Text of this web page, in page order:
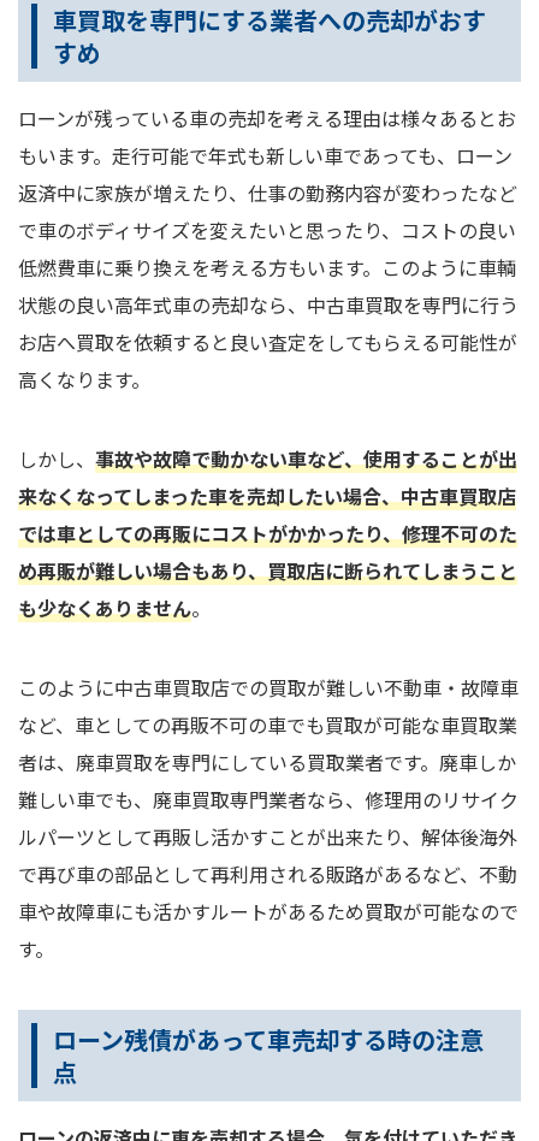
車買取を専門にする業者への売却がおす
すめ
ローンが残っている車の売却を考える理由は様々あるとお
もいます。走行可能で年式も新しい車であっても、ローン
返済中に家族が増えたり、仕事の勤務内容が変わったなど
で車のボディサイズを変えたいと思ったり、コストの良い
低燃費車に乗り換えを考える方もいます。このように車輌
状態の良い高年式車の売却なら、中古車買取を専門に行う
お店へ買取を依頼すると良い査定をしてもらえる可能性が
高くなります。
しかし、 事故や故障で動かない車など、使用することが出
来なくなってしまった車を売却したい場合、中古車買取店
では車としての再販にコストがかかったり、修理不可のた
め再販が難しい場合もあり、買取店に断られてしまうこと
も少なくありません。
このように中古車買取店での買取が難しい不動車・故障車
など、車としての再販不可の車でも買取が可能な車買取業
者は、廃車買取を専門にしている買取業者です。廃車しか
難しい車でも、廃車買取専門業者なら、修理用のリサイク
ルパーツとして再販し活かすことが出来たり、解体後海外
で再び車の部品として再利用される販路があるなど、不動
車や故障車にも活かすルートがあるため買取が可能なので
す。
ローン残債があって車売却する時の注意
点